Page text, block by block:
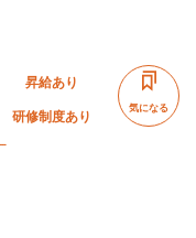
昇給あり
研修制度あり
気になる